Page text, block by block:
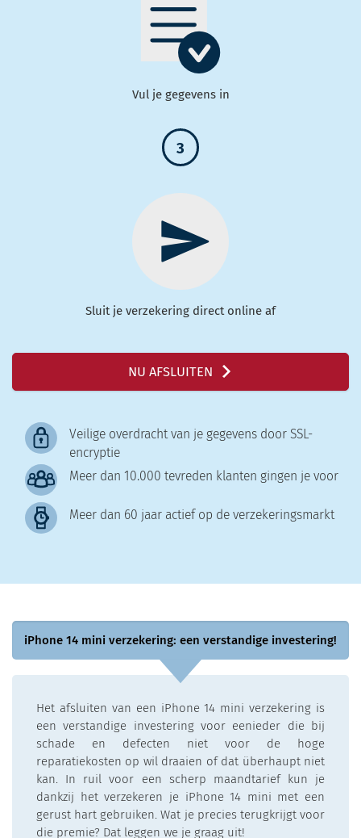
Vul je gegevens in
3
Sluit je verzekering direct online af
Veilige overdracht van je gegevens door SSL-
encryptie
Meer dan 10.000 tevreden klanten gingen je voor
Meer dan 60 jaar actief op de verzekeringsmarkt
NU AFSLUITEN
iPhone 14 mini verzekering: een verstandige investering!
Het afsluiten van een iPhone 14 mini verzekering is
een verstandige investering voor eenieder die bij
schade en defecten niet voor de hoge
reparatiekosten op wil draaien of dat überhaupt niet
kan. In ruil voor een scherp maandtarief kun je
dankzij het verzekeren je iPhone 14 mini met een
gerust hart gebruiken. Wat je precies terugkrijgt voor
die premie? Dat leggen we je graag uit!